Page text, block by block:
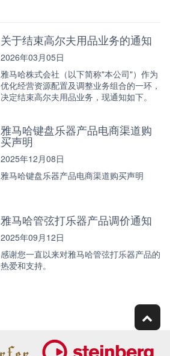
关于结束高尔夫用品业务的通知
2026年03月05日
雅马哈株式会社（以下简称"本公司"）作为
优化经营资源配置及调整业务组合的一环，
决定结束高尔夫用品业务，现通知如下。
雅马哈键盘乐器产品电商渠道购
买声明
2025年12月08日
雅马哈键盘乐器产品电商渠道购买声明
雅马哈管弦打乐器产品调价通知
2025年09月12日
感谢您一直以来对雅马哈管弦打乐器产品的
热爱和支持。